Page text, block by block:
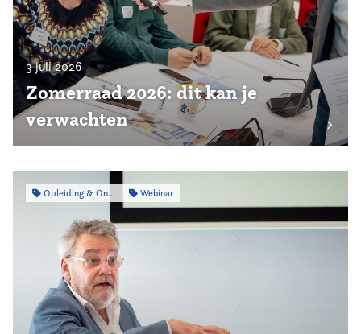
3 juli 2026
Zomerraad 2026: dit kan je
verwachten
Opleiding & Ontwikkeling Webinar